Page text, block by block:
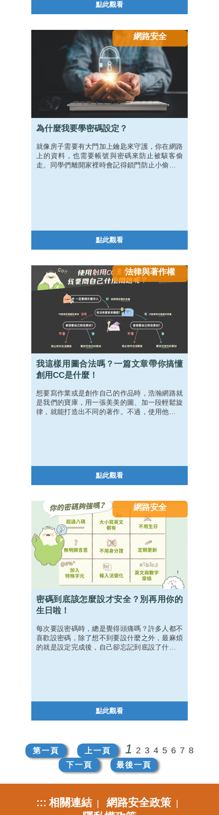
點此觀看
網路安全
為什麼我要學密碼設定？
就像房子需要有大門加上鑰匙來守護，你在網路
上的資料，也需要帳號與密碼來防止被駭客偷
走。同學們離開家裡時會記得鎖門防止小偷竊走
點此觀看
法律與著作權
我這樣用圖合法嗎？一篇文章帶你搞懂
創用CC是什麼！
想要寫作業或是創作自己的作品時，浩瀚網路就
是我們的寶庫，用一張美美的圖、加一段輕鬆旋
律，就能打造出不同的著作。不過，使用他人作
點此觀看
網路安全
密碼到底該怎麼設才安全？別再用你的
生日啦！
每次要設密碼時，總是覺得頭痛嗎？許多人都不
喜歡設密碼，除了想不到要設什麼之外，最麻煩
的就是設定完成後，自己卻忘記到底設了什麼。
點此觀看
第一頁 上一頁 1 2 3 4 5 6 7 8
下一頁 最後一頁
::: 相關連結| 網路安全政策|